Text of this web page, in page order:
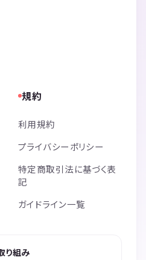
規約
利用規約
プライバシーポリシー
特定商取引法に基づく表
記
ガイドライン一覧
り組み